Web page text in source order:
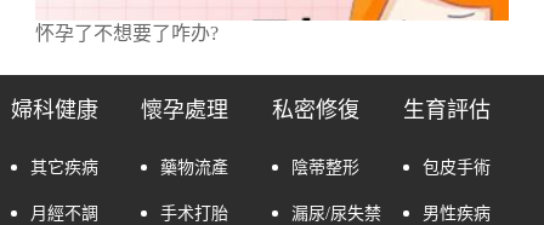
怀孕了不想要了咋办?
婦科健康
其它疾病
月經不調
懷孕處理
藥物流產
手术打胎
私密修復
陰蒂整形
漏尿/尿失禁
生育評估
包皮手術
男性疾病